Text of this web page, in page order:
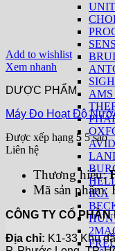
IKA
Add to wishlist
Xem nhanh
DƯỢC PHẨM
Máy Đo Hoạt Độ
Được xếp hạng 5 5 sao
Liên hệ
Thương hiệu:
Mã sản phẩm:
CÔNG TY CỔ
Địa chỉ: K1-33 Khu